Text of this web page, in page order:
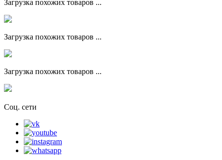
Загрузка похожих товаров ...
Загрузка похожих товаров ...
Загрузка похожих товаров ...
Соц. сети